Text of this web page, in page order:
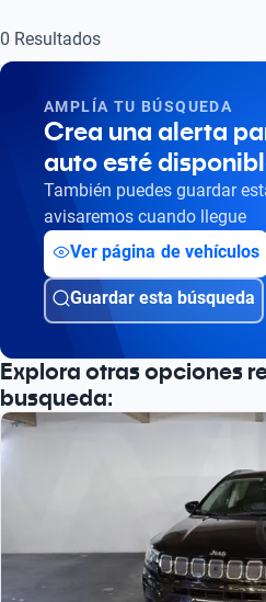
Busca por modelo
Busca por año
0 Resultados
AMPLÍA TU BÚSQUEDA
Crea una alerta
auto esté
También puedes guardar
avisaremos cuando llegue
Ver página de vehículos
Guardar esta búsqueda
Explora otras opciones
busqueda: